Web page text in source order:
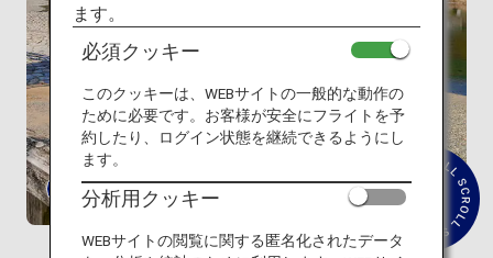
旅のお役立ち情報
ANA サービス
ます。
必須クッキー
このクッキーは、WEBサイトの一般的な動作の
ために必要です。お客様が安全にフライトを予
約したり、ログイン状態を継続できるようにし
ます。
分析用クッキー
WEBサイトの閲覧に関する匿名化されたデータ